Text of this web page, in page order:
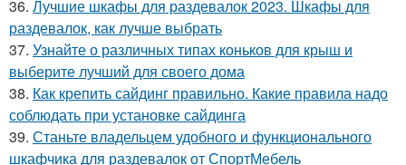
36. Лучшие шкафы для раздевалок 2023. Шкафы для
раздевалок, как лучше выбрать
37. Узнайте о различных типах коньков для крыш и
выберите лучший для своего дома
38. Как крепить сайдинг правильно. Какие правила надо
соблюдать при установке сайдинга
39. Станьте владельцем удобного и функционального
шкафчика для раздевалок от СпортМебель